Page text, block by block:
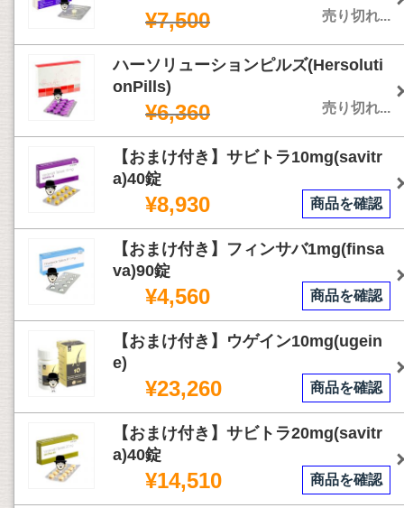
¥7,500 売り切れ...
ハーソリューションピルズ(Hersoluti
onPills)
¥6,360 売り切れ...
【おまけ付き】サビトラ10mg(savitr
a)40錠
¥8,930 商品を確認
【おまけ付き】フィンサバ1mg(finsa
va)90錠
¥4,560 商品を確認
【おまけ付き】ウゲイン10mg(ugein
e)
¥23,260 商品を確認
【おまけ付き】サビトラ20mg(savitr
a)40錠
¥14,510 商品を確認